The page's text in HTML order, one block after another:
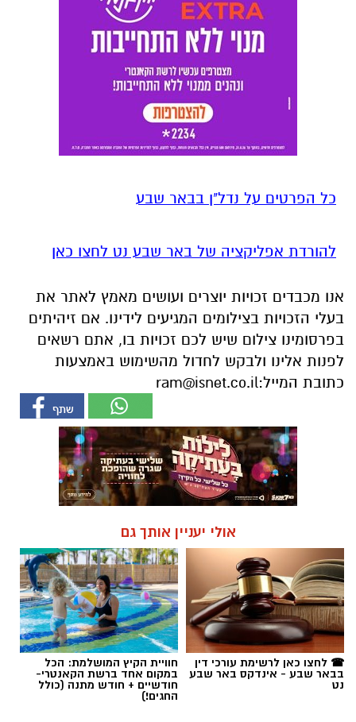
כל הפרטים על נדל"ן בבאר שבע
להורדת אפליקציה של באר שבע נט לחצו כאן
אנו מכבדים זכויות יוצרים ועושים מאמץ לאתר את
בעלי הזכויות בצילומים המגיעים לידינו. אם זיהיתים
בפרסומינו צילום שיש לכם זכויות בו, אתם רשאים
לפנות אלינו ולבקש לחדול מהשימוש באמצעות
כתובת המייל:ram@isnet.co.il
אולי יעניין אותך גם
☎ לחצו כאן לרשימת עורכי דין
בבאר שבע - אינדקס באר שבע
נט
חוויית הקיץ המושלמת: הכל
במקום אחד ברשת הקאנטרי-
חודשיים + חודש מתנה (כולל
החגים!)